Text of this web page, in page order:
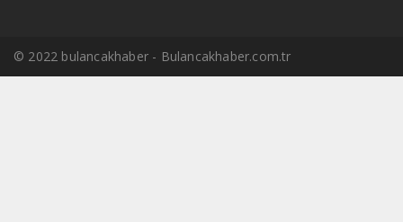
© 2022 bulancakhaber - Bulancakhaber.com.tr